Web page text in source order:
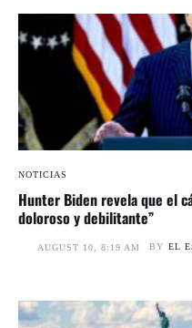
NOTICIAS
Hunter Biden revela que el
doloroso y debilitante”
AUGUST 10, 8:19 AM BY EL